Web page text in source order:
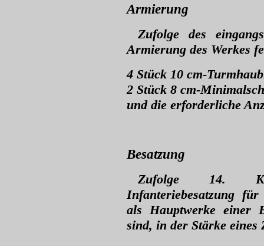
Armierung
Zufolge des
Armierung des Werkes
4 Stück 10 cm-
2 Stück 8 cm-
und die erforderliche
Besatzung
Zufolge 14.
Infanteriebesatzung
als Hauptwerke einer
sind, in der Stärke eines